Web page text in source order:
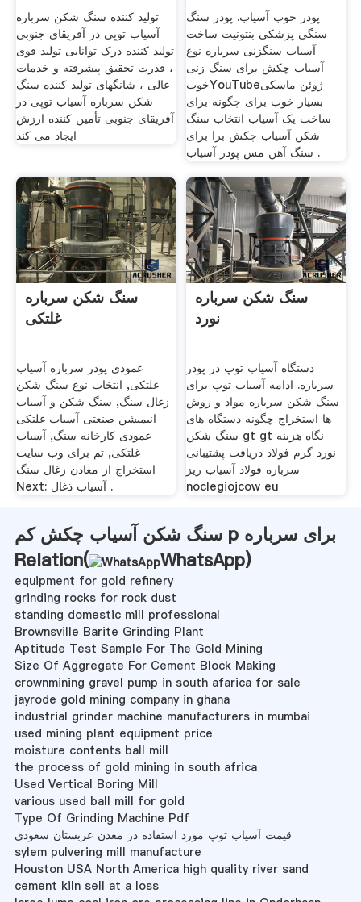
تولید کننده سنگ شکن سرباره
آسیاب توپی در آفریقای جنوبی
تولید کننده درک توانایی تولید قوی
، قدرت تحقیق پیشرفته و خدمات
عالی ، شانگهای تولید کننده سنگ
شکن سرباره آسیاب توپی در
آفریقای جنوبی تأمین کننده ارزش
ایجاد می کند
پودر خوب آسیاب. پودر سنگ
سنگی پزشکی بنتونیت ساخت
آسیاب سنگزنی سرباره نوع
آسیاب چکش برای سنگ زنی
خوبYouTubeژوئن ماسکی
بسیار خوب برای چگونه برای
ساخت یک آسیاب انتخاب سنگ
شکن آسیاب چکش برا برای
سنگ آهن مس پودر آسیاب .
سنگ شکن سرباره
غلتکی
عمودی پودر سرباره آسیاب
غلتکی, انتخاب نوع سنگ شکن
زغال سنگ, سنگ شکن و آسیاب
انیمیشن صنعتی آسیاب غلتکی
عمودی کارخانه سنگ, آسیاب
غلتکی, تم برای وب سایت
استخراج از معادن زغال سنگ
Next: آسیاب ذغال .
سنگ شکن سرباره
نورد
دستگاه آسیاب توپ در پودر
سرباره. ادامه آسیاب توپ برای
سنگ شکن سرباره مواد و روش
ها استخراج چگونه دستگاه های
سنگ شکن gt gt نگاه هزینه
نورد گرم فولاد دریافت پشتیبانی
سرباره فولاد آسیاب ریز
noclegiojcow eu
سنگ شکن آسیاب چکش کم p برای سرباره
Relation(
WhatsApp)
equipment for gold refinery
grinding rocks for rock dust
standing domestic mill professional
Brownsville Barite Grinding Plant
Aptitude Test Sample For The Gold Mining
Size Of Aggregate For Cement Block Making
crownmining gravel pump in south afarica for sale
jayrode gold mining company in ghana
industrial grinder machine manufacturers in mumbai
used mining plant equipment price
moisture contents ball mill
the process of gold mining in south africa
Used Vertical Boring Mill
various used ball mill for gold
Type Of Grinding Machine Pdf
قیمت آسیاب توپ مورد استفاده در معدن عربستان سعودی
sylem pulvering mill manufacture
Houston USA North America high quality river sand
cement kiln sell at a loss